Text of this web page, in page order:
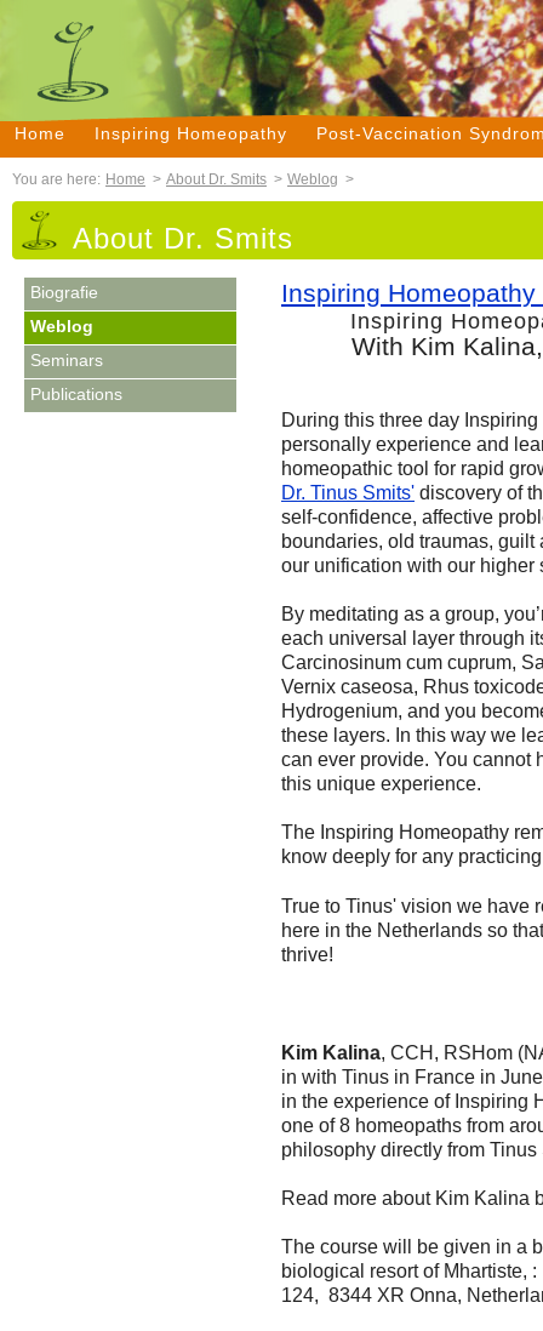
Home Inspiring Homeopathy Post-Vaccination
You are here: Home > About Dr. Smits > Weblog >
About Dr. Smits
Biografie
Weblog
Seminars
Publications
Inspiring
Inspiring
With Kim
During this three day
personally experience and
homeopathic tool for rapid
Dr. Tinus Smits' discovery of
self-confidence, affective
boundaries, old traumas,
our unification with our higher
By meditating as a group,
each universal layer through
Carcinosinum cum cuprum,
Vernix caseosa, Rhus
Hydrogenium, and you
these layers. In this way we
can ever provide. You cannot
this unique experience.
The Inspiring Homeopathy
know deeply for any
True to Tinus' vision we have
here in the Netherlands so
thrive!
Kim Kalina, CCH, RSHom
in with Tinus in France in
in the experience of Inspiring
one of 8 homeopaths from
philosophy directly from Tinus
Read more about Kim Kalina
The course will be given in a
biological resort of Mhartiste,
124, 8344 XR Onna,